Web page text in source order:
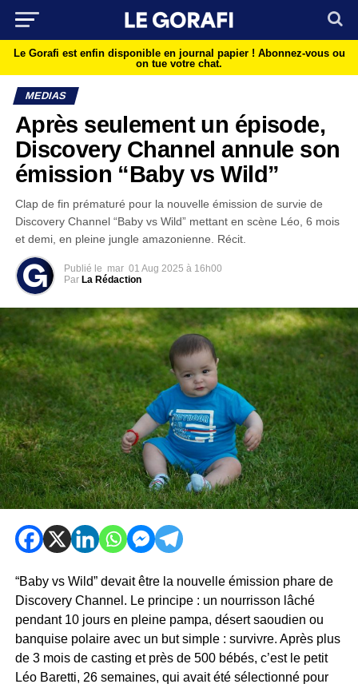
Le Gorafi est enfin disponible en journal papier ! Abonnez-vous ou
on tue votre chat.
MEDIAS
Après seulement un épisode,
Discovery Channel annule son
émission “Baby vs Wild”
Clap de fin prématuré pour la nouvelle émission de survie de
Discovery Channel “Baby vs Wild” mettant en scène Léo, 6 mois
et demi, en pleine jungle amazonienne. Récit.
Publié le mar 01 Aug 2025 à 16h00
Par La Rédaction
“Baby vs Wild” devait être la nouvelle émission phare de
Discovery Channel. Le principe : un nourrisson lâché
pendant 10 jours en pleine pampa, désert saoudien ou
banquise polaire avec un but simple : survivre. Après plus
de 3 mois de casting et près de 500 bébés, c’est le petit
Léo Baretti, 26 semaines, qui avait été sélectionné pour